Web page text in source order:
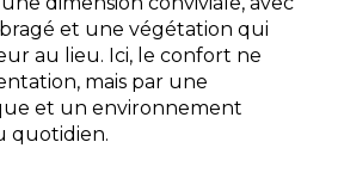
et une végétation qui
au lieu. Ici, le confort ne
mais par une
et un environnement
quotidien.